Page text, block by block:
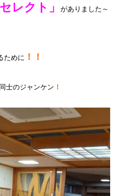
レクト」 がありました～
ために ！！
士のジャンケン ！